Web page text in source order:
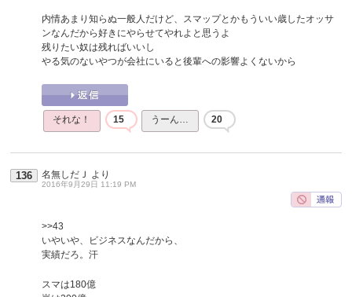
内情あまり知らぬ一般人だけど、スマップとかもういい歳したオッサ
ンなんだから好きにやらせてやれよと思うよ
残りたい奴は残ればいいし
やる気のないやつが会社にいると後輩への影響よくないから
それな！ 15 うーん… 20
136 名無しだＪ より
2016年9月29日 11:19 PM
>>43
いやいや、ビジネスなんだから、
実績だろ。汗
スマは180億